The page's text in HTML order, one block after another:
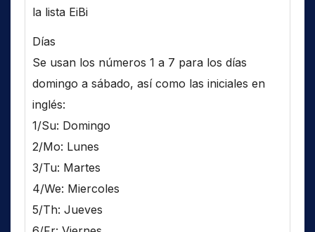
la lista EiBi
Días
Se usan los números 1 a 7 para los días
domingo a sábado, así como las iniciales en
inglés:
1/Su: Domingo
2/Mo: Lunes
3/Tu: Martes
4/We: Miercoles
5/Th: Jueves